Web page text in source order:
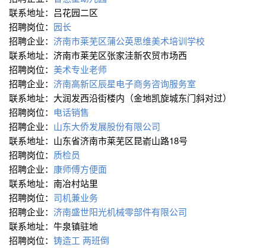
联系地址：吕花园二区
招聘岗位： 园长
招聘企业： 济南市莱芜区蒲公英思维美术培训学校
联系地址：济南市莱芜区张家洼新农贸市场西
招聘岗位： 美术专业老师
招聘企业： 济南高新区辰星电子商务咨询服务室
联系地址：大润发西沿街楼内（金地凯旋城东门斜对过）
招聘岗位： 电话销售
招聘企业： 山东大侨发展股份有限公司
联系地址：山东省济南市莱芜区昆嵛山路18号
招聘岗位： 质检员
招聘企业： 康师傅方便面
联系地址：南冶村站里
招聘岗位： 司机兼业务
招聘企业： 济南盛世阳光机械零部件有限公司
联系地址：牛泉镇驻地
招聘岗位： 铸造工 两班倒